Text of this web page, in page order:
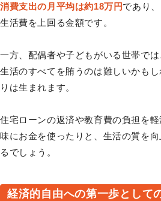
消費支出の月平均は約18万円であり
生活費を上回る金額です。
一方、配偶者や子どもがいる世帯で
生活のすべてを賄うのは難しいかも
りは生まれます。
住宅ローンの返済や教育費の負担を
味にお金を使ったりと、生活の質を
るでしょう。
経済的自由への第一歩として